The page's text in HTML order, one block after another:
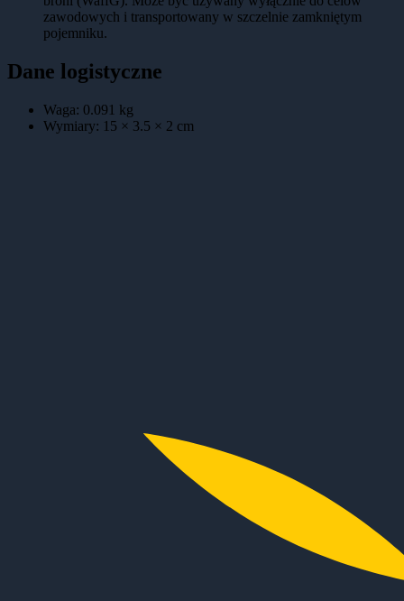
zawodowych i transportowany w szczelnie zamkniętym
pojemniku.
Dane logistyczne
Waga: 0.091 kg
Wymiary: 15 × 3.5 × 2 cm